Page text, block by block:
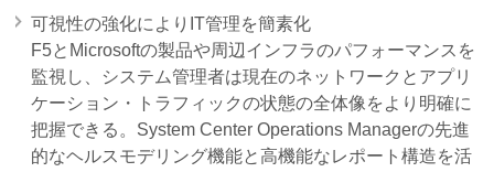
可視性の強化によりIT管理を簡素化
F5とMicrosoftの製品や周辺インフラのパフォーマンスを
監視し、システム管理者は現在のネットワークとアプリ
ケーション・トラフィックの状態の全体像をより明確に
把握できる。System Center Operations Managerの先進
的なヘルスモデリング機能と高機能なレポート構造を活